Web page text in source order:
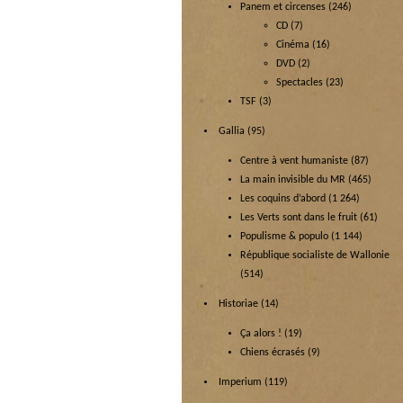
Panem et circenses (246)
CD (7)
Cinéma (16)
DVD (2)
Spectacles (23)
TSF (3)
Gallia (95)
Centre à vent humaniste (87)
La main invisible du MR (465)
Les coquins d’abord (1 264)
Les Verts sont dans le fruit (61)
Populisme & populo (1 144)
République socialiste de Wallonie
(514)
Historiae (14)
Ça alors ! (19)
Chiens écrasés (9)
Imperium (119)